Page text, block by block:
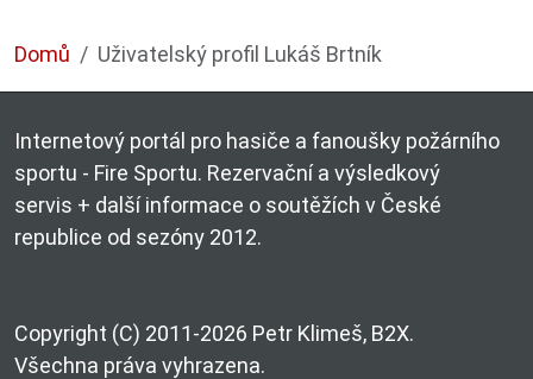
Domů Uživatelský profil Lukáš Brtník
Internetový portál pro hasiče a fanoušky požárního
sportu - Fire Sportu. Rezervační a výsledkový
servis + další informace o soutěžích v České
republice od sezóny 2012.
Copyright (C) 2011-2026 Petr Klimeš, B2X.
Všechna práva vyhrazena.